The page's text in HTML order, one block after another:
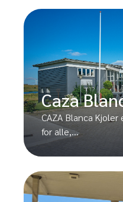
Caza
CAZA Blanca
for alle,...